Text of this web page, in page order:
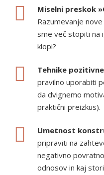
Miselni preskok
Razumevanje
sme več stopiti na
klopi?
Tehnike
pravilno uporabiti
da dvignemo
praktični preizkus).
Umetnost
pripraviti na
negativno
odnosov in kaj